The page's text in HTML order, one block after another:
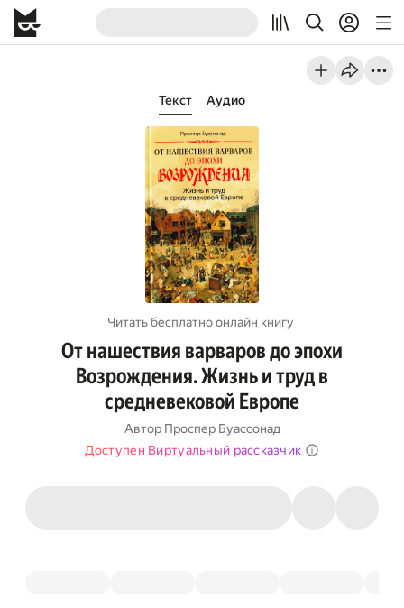
Текст Аудио
Читать бесплатно онлайн книгу
От нашествия варваров до эпохи
Возрождения. Жизнь и труд в
средневековой Европе
Автор Проспер Буассонад
Доступен Виртуальный рассказчик